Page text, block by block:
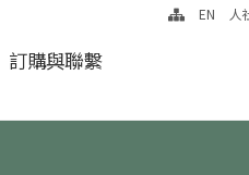
訂購與聯繫
EN 人